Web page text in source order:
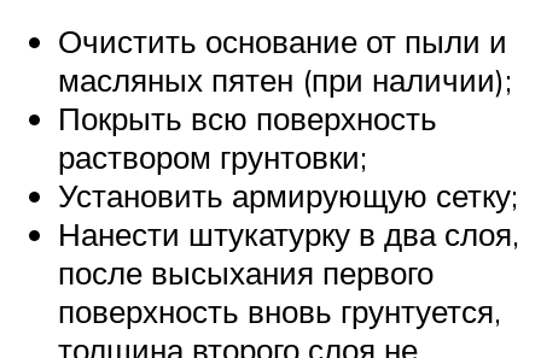
Очистить основание от пыли и
масляных пятен (при наличии);
Покрыть всю поверхность
раствором грунтовки;
Установить армирующую сетку;
Нанести штукатурку в два слоя,
после высыхания первого
поверхность вновь грунтуется,
толщина второго слоя не